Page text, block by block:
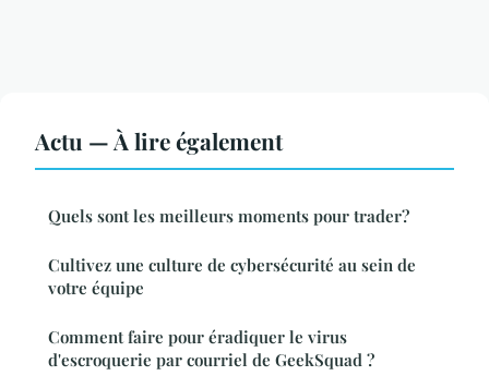
Actu — À lire également
Quels sont les meilleurs moments pour trader?
Cultivez une culture de cybersécurité au sein de
votre équipe
Comment faire pour éradiquer le virus
d'escroquerie par courriel de GeekSquad ?